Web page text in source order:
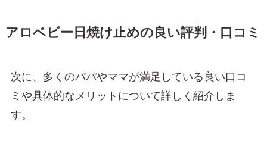
アロベビー日焼け止めの良い評判・口コミ
次に、多くのパパやママが満足している良い口コ
ミや具体的なメリットについて詳しく紹介しま
す。